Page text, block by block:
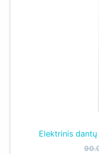
Elektrinis